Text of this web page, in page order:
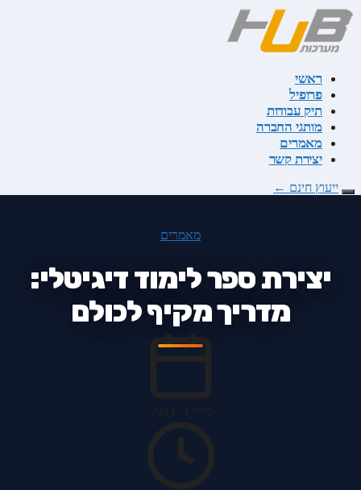
דלג
לתוכן
ראשי
פרופיל
תיק עבודות
מותגי החברה
מאמרים
יצירת קשר
ייעוץ חינם ←
מאמרים
יצירת ספר לימוד דיגיטלי:
מדריך מקיף לכולם